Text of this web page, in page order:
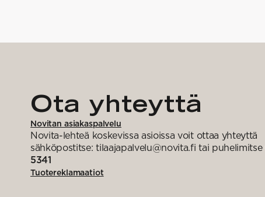
Ota yhteyttä
Novitan asiakaspalvelu
Novita-lehteä koskevissa asioissa voit ottaa yhteyttä
sähköpostitse: tilaajapalvelu@novita.fi tai puhelimitse
5341
Tuotereklamaatiot